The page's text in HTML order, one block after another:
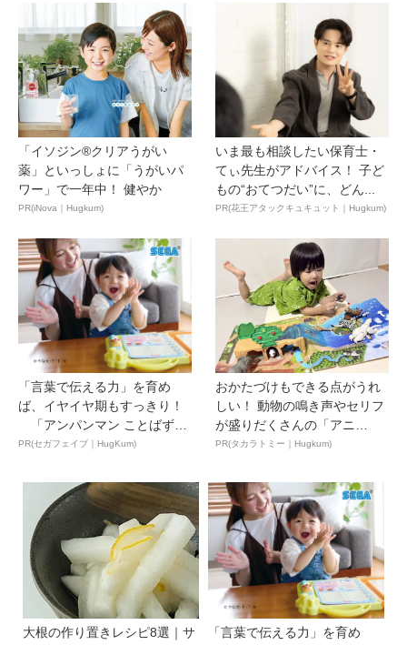
「イソジン®クリアうがい
薬」といっしょに「うがいパ
ワー」で一年中！ 健やか
PR(iNova｜Hugkum)
いま最も相談したい保育士・
てぃ先生がアドバイス！ 子ど
もの“おてつだい”に、どん...
PR(花王アタックキュキュット｜Hugkum)
「言葉で伝える力」を育め
ば、イヤイヤ期もすっきり！
「アンパンマン ことばずか
ん...
PR(セガフェイブ｜HugKum)
おかたづけもできる点がうれ
しい！ 動物の鳴き声やセリフ
が盛りだくさんの「アニ
ア ...
PR(タカラトミー｜Hugkum)
大根の作り置きレシピ8選｜サ
「言葉で伝える力」を育め